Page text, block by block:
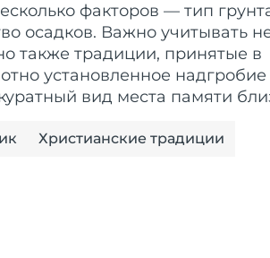
факторов — тип
осадков. Важно учитывать
также традиции, принятые в
установленное
вид места памяти
Христианские традиции